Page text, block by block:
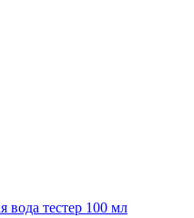
вода тестер 100 мл